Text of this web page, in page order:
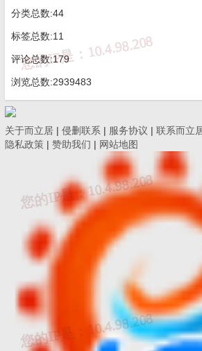
手”日常记分登记、告知、复核和记分
第九条 利害关系人对记分有异
位的名义向项目监督机构提出异议。经
原记分分值、内容需要调整的，相应
利害关系人对监督机构复核仍存
作日内以个人或单位的名义向市住房
第三章 记分标准、分值
第十条 项目“三方一把手”到岗
分和奖励记分两部分，初始分值为零
记分合并累计为最终记分，最高记分
分类总数:44
标签总数:11
评论总数:179
浏览总数:2939483
关于而立居 | 侵删联系 | 服务协议 | 联系而立
隐私政策 | 赞助我们 | 网站地图